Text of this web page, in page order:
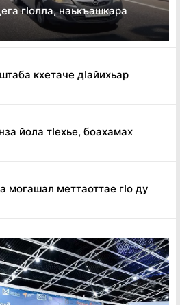
гӏолла, наькъашкара
кхетаче дӏайихьар
йола тӏехье, боахамах
могашал меттаоттае гӏо ду